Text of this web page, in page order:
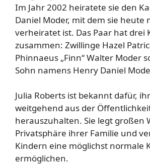
Im Jahr 2002 heiratete sie den
Daniel Moder, mit dem sie heute
verheiratet ist. Das Paar hat drei
zusammen: Zwillinge Hazel
Phinnaeus „Finn“ Walter Moder
Sohn namens Henry Daniel
Julia Roberts ist bekannt dafür,
weitgehend aus der
herauszuhalten. Sie legt großen
Privatsphäre ihrer Familie und
Kindern eine möglichst normale
ermöglichen.